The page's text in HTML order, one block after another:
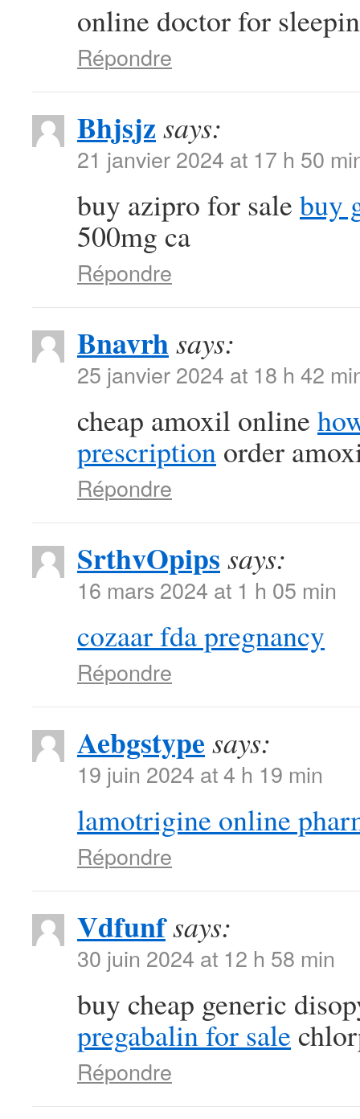
online doctor for
Répondre
Bhjsjz says:
21 janvier 2024 at 17 h 50
buy azipro for sale buy
500mg ca
Répondre
Bnavrhsays:
25 janvier 2024 at 18 h 42
cheap amoxil online
prescription order
Répondre
SrthvOpips says:
16 mars 2024 at 1 h 05 min
cozaar fda pregnancy
Répondre
Aebgstype says:
19 juin 2024 at 4 h 19 min
lamotrigine online
Répondre
Vdfunfsays:
30 juin 2024 at 12 h 58 min
buy cheap generic
pregabalin for sale
Répondre